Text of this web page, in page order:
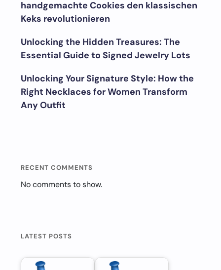
handgemachte Cookies den klassischen
Keks revolutionieren
Unlocking the Hidden Treasures: The
Essential Guide to Signed Jewelry Lots
Unlocking Your Signature Style: How the
Right Necklaces for Women Transform
Any Outfit
RECENT COMMENTS
No comments to show.
LATEST POSTS